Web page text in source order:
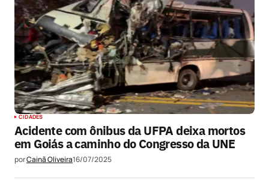
CIDADES
Acidente com ônibus da UFPA deixa mortos
em Goiás a caminho do Congresso da UNE
porCainã Oliveira16/07/2025